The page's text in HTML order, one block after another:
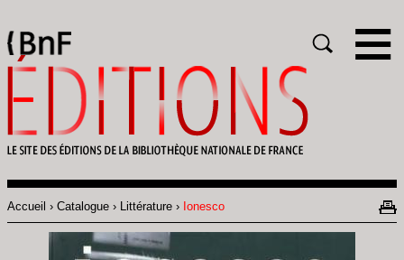
Fil
d'Ariane
Accueil Catalogue Littérature Ionesco